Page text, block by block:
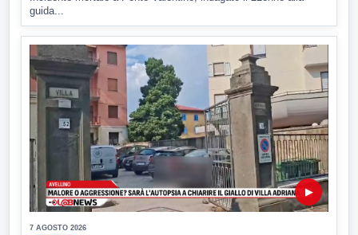
guida...
▶
7 AGOSTO 2026